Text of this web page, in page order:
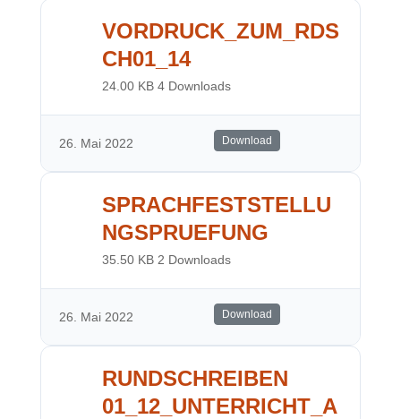
VORDRUCK_ZUM_RDS
CH01_14
24.00 KB 4 Downloads
26. Mai 2022 Download
SPRACHFESTSTELLU
NGSPRUEFUNG
35.50 KB 2 Downloads
26. Mai 2022 Download
RUNDSCHREIBEN
01_12_UNTERRICHT_A